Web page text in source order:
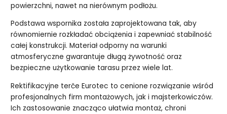
powierzchni, nawet na nierównym podłożu.
Podstawa wspornika została zaprojektowana tak, aby
równomiernie rozkładać obciążenia i zapewniać stabilność
całej konstrukcji. Materiał odporny na warunki
atmosferyczne gwarantuje długą żywotność oraz
bezpieczne użytkowanie tarasu przez wiele lat.
Rektifikacyjne terče Eurotec to cenione rozwiązanie wśród
profesjonalnych firm montażowych, jak i majsterkowiczów.
Ich zastosowanie znacząco ułatwia montaż, chroni